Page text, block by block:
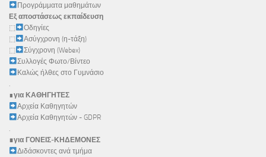
Προγράμματα μαθημάτων
Εξ αποστάσεως εκπαίδευση
⬚
Οδηγίες
⬚
Ασύγχρονη (η-τάξη)
⬚
Σύγχρονη (Webex)
Συλλογές Φωτο/Βίντεο
Καλώς ήλθες στο Γυμνάσιο
.
∎για ΚΑΘΗΓΗΤΕΣ
Αρχεία Καθηγητών
Αρχεία Καθηγητών - GDPR
.
∎για ΓΟΝΕΙΣ-ΚΗΔΕΜΟΝΕΣ
Διδάσκοντες ανά τμήμα